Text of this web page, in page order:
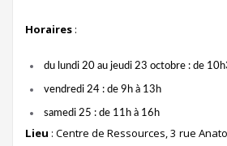
Horaires :
du lundi 20 au jeudi 23 octobre : de
vendredi 24 : de 9h à 13h
samedi 25 : de 11h à 16h
Lieu : Centre de Ressources, 3 rue